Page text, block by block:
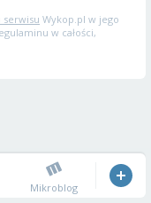
serwisu Wykop.pl w jego
w całości,
Mikroblog